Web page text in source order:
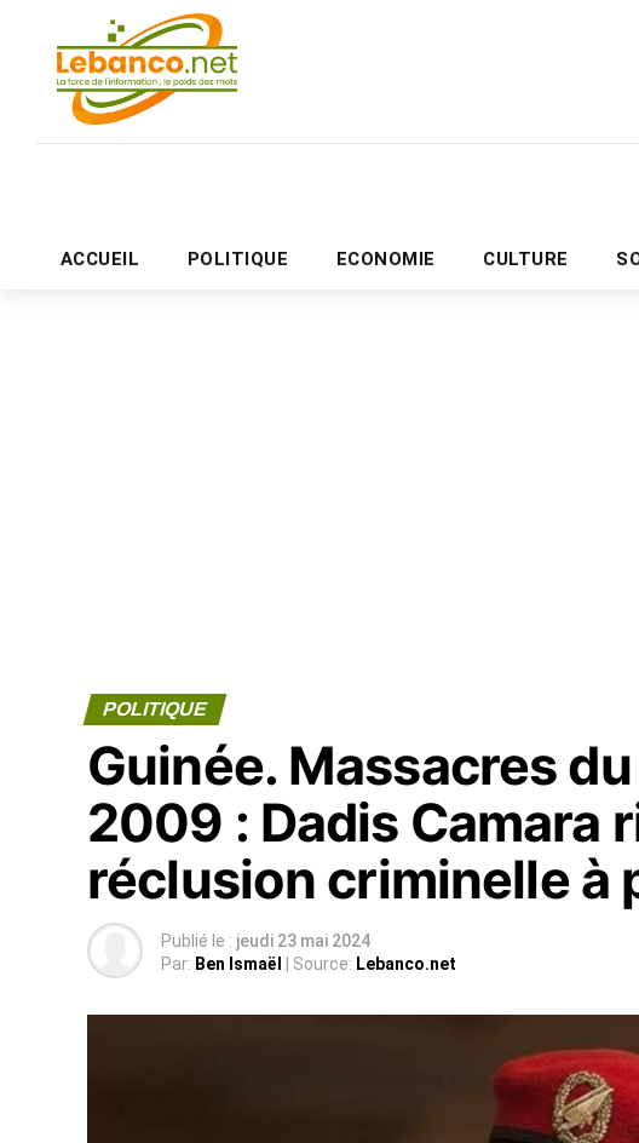
ACCUEIL POLITIQUE ECONOMIE CULTURE
POLITIQUE
Guinée. Massacres
2009 : Dadis Camara
réclusion criminelle à
Publié le : jeudi 23 mai 2024
Par: Ben Ismaël | Source: Lebanco.net